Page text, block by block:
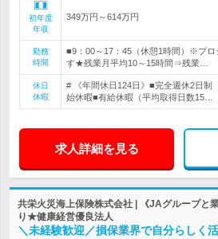
初年度
年収
349万円～614万円
勤務
時間
■9：00～17：45（休憩1時間）※プロ
す★残業月平均10～15時間⇒残業…
休日
休暇
# 《年間休日124日》■完全週休2日制
始休暇■有給休暇（平均取得日数15…
求人詳細を見る
共栄火災海上保険株式会社 | 《JAグループと
り★健康経営優良法人
＼未経験歓迎／損保業界で自分らしく